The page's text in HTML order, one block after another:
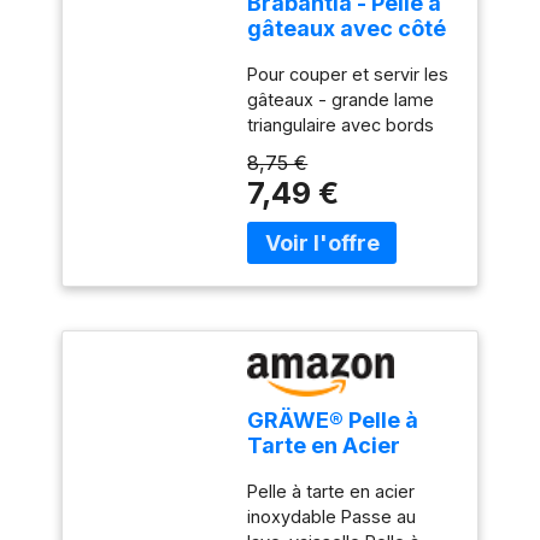
gâteaux avec côté
Green
Pour couper et servir les
gâteaux - grande lame
triangulaire avec bords
tranchants des deux
côtés. Convient aux
droitiers et aux gauchers
Facile à ranger - avec
résiste au lave-vaisselle
8,75 €
7,49 €
GRÄWE® Pelle à
Tarte en Acier
Königstein
Pelle à tarte en acier
inoxydable Passe au